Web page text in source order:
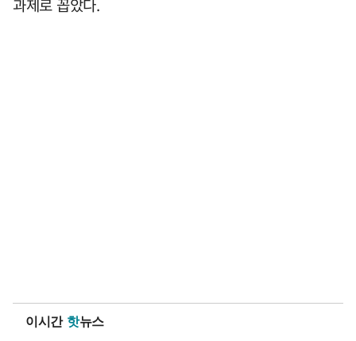
과제로 꼽았다.
이시간 핫뉴스